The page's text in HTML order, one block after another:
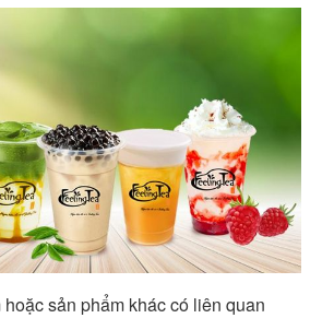
sản phẩm khác có liên quan